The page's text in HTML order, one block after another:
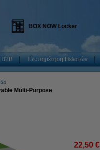
BOX NOW Locker
B2B Εξυπηρέτηση Πελατών
Multi-Purpose
22,50 €